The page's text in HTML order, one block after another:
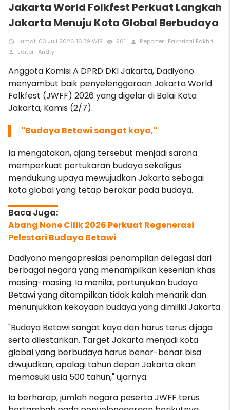
Jakarta World Folkfest Perkuat Langkah
Jakarta Menuju Kota Global Berbudaya
access_time Jumat, 03 Juli 2026 16:39 WIB remove_red_eye 961 person Reporter : Fakhrizal Fakhri
person Editor : Andry
Anggota Komisi A DPRD DKI Jakarta, Dadiyono
menyambut baik penyelenggaraan Jakarta World
Folkfest (JWFF) 2026 yang digelar di Balai Kota
Jakarta, Kamis (2/7).
"Budaya Betawi sangat kaya,"
Ia mengatakan, ajang tersebut menjadi sarana
memperkuat pertukaran budaya sekaligus
mendukung upaya mewujudkan Jakarta sebagai
kota global yang tetap berakar pada budaya.
Abang None Cilik 2026 Perkuat Regenerasi
Pelestari Budaya Betawi
Dadiyono mengapresiasi penampilan delegasi dari
berbagai negara yang menampilkan kesenian khas
masing-masing. Ia menilai, pertunjukan budaya
Betawi yang ditampilkan tidak kalah menarik dan
menunjukkan kekayaan budaya yang dimiliki Jakarta.
"Budaya Betawi sangat kaya dan harus terus dijaga
serta dilestarikan. Target Jakarta menjadi kota
global yang berbudaya harus benar-benar bisa
diwujudkan, apalagi tahun depan Jakarta akan
memasuki usia 500 tahun," ujarnya.
Ia berharap, jumlah negara peserta JWFF terus